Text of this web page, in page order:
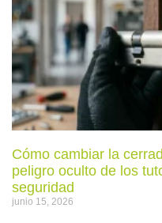
Cómo cambiar la
peligro oculto de los
seguridad
junio 15, 2026